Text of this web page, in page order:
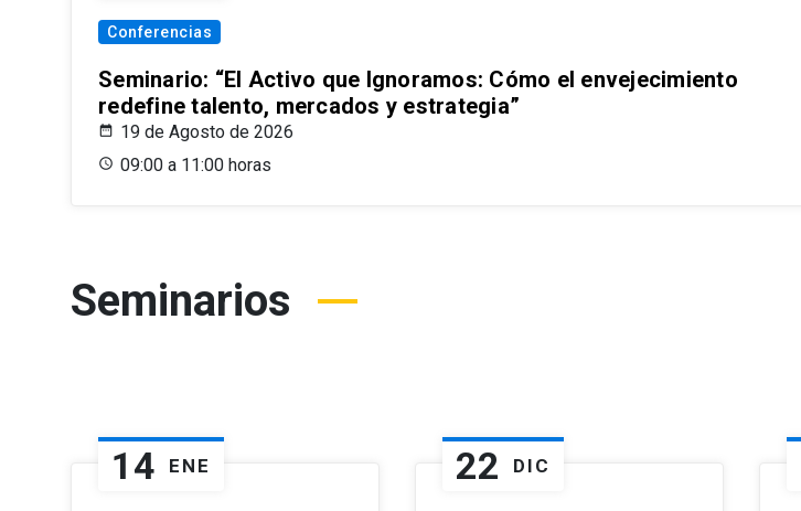
Conferencias
Seminario: “El Activo que Ignoramos: Cómo el envejecimiento
redefine talento, mercados y estrategia”
19 de Agosto de 2026
09:00 a 11:00 horas
Seminarios
14 ENE 22 DIC